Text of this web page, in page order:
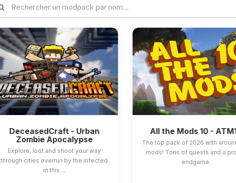
DeceasedCraft - Urban
Zombie Apocalypse
Explore, loot and shoot your way
through cities overrun by the infected
in this ...
All the Mods 10 -
The top pack of 2026 with
mods! Tons of quests and a
endgame.